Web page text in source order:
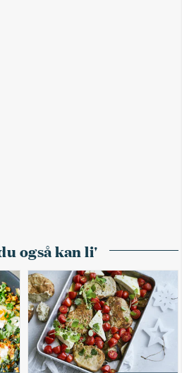
også kan li'